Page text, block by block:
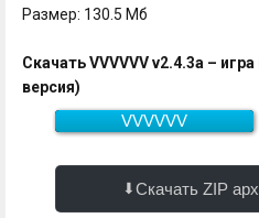
Размер: 130.5 Мб
Скачать VVVVVV v2.4.3a –
версия)
VVVVVV
130.5 Мб
Скачать
Скачать ZIP